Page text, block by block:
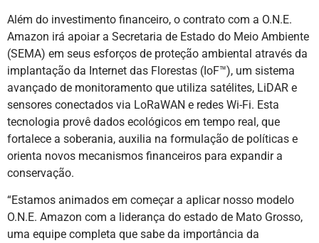
Além do investimento financeiro, o contrato com a O.N.E.
Amazon irá apoiar a Secretaria de Estado do Meio Ambiente
(SEMA) em seus esforços de proteção ambiental através da
implantação da Internet das Florestas (IoF™), um sistema
avançado de monitoramento que utiliza satélites, LiDAR e
sensores conectados via LoRaWAN e redes Wi-Fi. Esta
tecnologia provê dados ecológicos em tempo real, que
fortalece a soberania, auxilia na formulação de políticas e
orienta novos mecanismos financeiros para expandir a
conservação.
“Estamos animados em começar a aplicar nosso modelo
O.N.E. Amazon com a liderança do estado de Mato Grosso,
uma equipe completa que sabe da importância da